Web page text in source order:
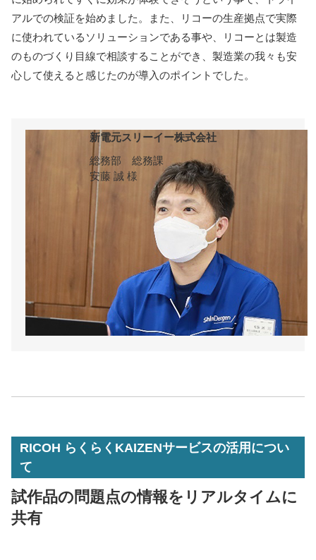
アルでの検証を始めました。また、リコーの生産拠点で実際
に使われているソリューションである事や、リコーとは製造
のものづくり目線で相談することができ、製造業の我々も安
心して使えると感じたのが導入のポイントでした。
新電元スリーイー株式会社
総務部 総務課
安藤 誠 様
RICOH らくらくKAIZENサービスの活用につい
て
試作品の問題点の情報をリアルタイムに
共有